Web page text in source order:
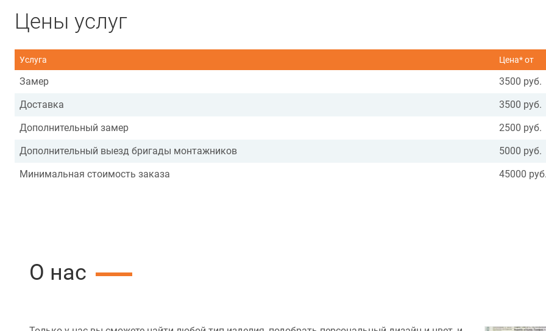
Цены услуг
Услуга Цена* от
Замер 3500 руб.
Доставка
3500 руб.
Дополнительный замер
2500 руб.
Дополнительный выезд бригады монтажников
5000 руб.
Минимальная стоимость заказа
45000 руб.
О нас